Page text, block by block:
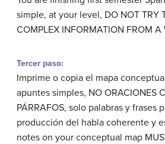
simple, at your level, DO NOT TRY
COMPLEX INFORMATION FROM A
Tercer paso:
Imprime o copia el mapa
apuntes simples, NO ORACIONES
PÁRRAFOS, solo palabras y frases
producción del habla coherente y
notes on your conceptual map